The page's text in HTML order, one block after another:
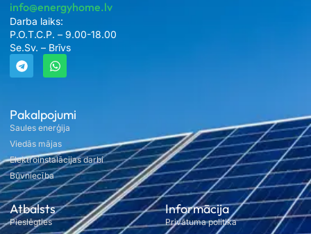
Pakalpojumi
Saules enerģija
Viedās mājas
Elektroinstalācijas darbi
Būvniecība
Atbalsts
Pieslēgties
Informācija
Privātuma politika
info@energyhome.lv
Darba laiks:
P.O.T.C.P. – 9.00-18.00
Se.Sv. – Brīvs